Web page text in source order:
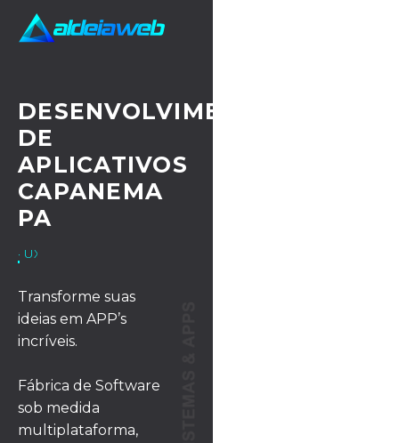
DESENVOLVIMENTO
DE
APLICATIVOS
CAPANEMA
PA
· UX/UI DESIGN
Transforme suas
ideias em APP’s
incríveis.
Fábrica de Software
sob medida
multiplataforma,